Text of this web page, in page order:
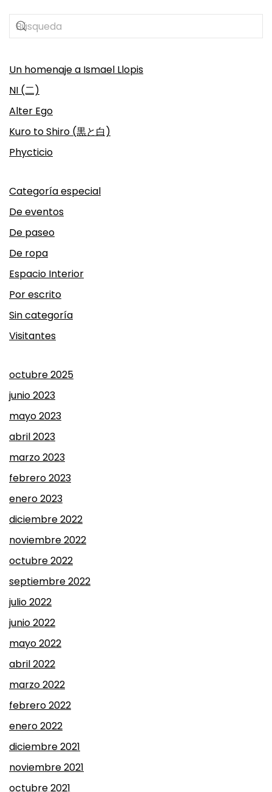
Un homenaje a Ismael Llopis
NI (二)
Alter Ego
Kuro to Shiro (黒と白)
Phycticio
Categoría especial
De eventos
De paseo
De ropa
Espacio Interior
Por escrito
Sin categoría
Visitantes
octubre 2025
junio 2023
mayo 2023
abril 2023
marzo 2023
febrero 2023
enero 2023
diciembre 2022
noviembre 2022
octubre 2022
septiembre 2022
julio 2022
junio 2022
mayo 2022
abril 2022
marzo 2022
febrero 2022
enero 2022
diciembre 2021
noviembre 2021
octubre 2021